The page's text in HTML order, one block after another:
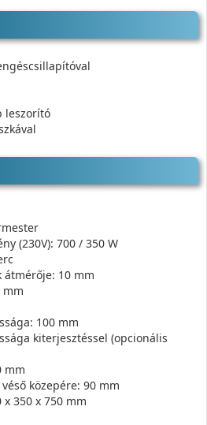
leszorító
(230V): 700 / 350 W
átmérője: 10 mm
mm
100 mm
kiterjesztéssel (opcionális
mm
közepére: 90 mm
x 350 x 750 mm